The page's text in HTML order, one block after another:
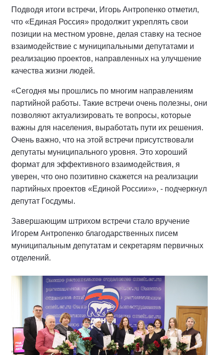
Подводя итоги встречи, Игорь Антропенко отметил,
что «Единая Россия» продолжит укреплять свои
позиции на местном уровне, делая ставку на тесное
взаимодействие с муниципальными депутатами и
реализацию проектов, направленных на улучшение
качества жизни людей.
«Сегодня мы прошлись по многим направлениям
партийной работы. Такие встречи очень полезны, они
позволяют актуализировать те вопросы, которые
важны для населения, выработать пути их решения.
Очень важно, что на этой встречи присутствовали
депутаты муниципального уровня. Это хороший
формат для эффективного взаимодействия, я
уверен, что оно позитивно скажется на реализации
партийных проектов «Единой России»», - подчеркнул
депутат Госдумы.
Завершающим штрихом встречи стало вручение
Игорем Антропенко благодарственных писем
муниципальным депутатам и секретарям первичных
отделений.